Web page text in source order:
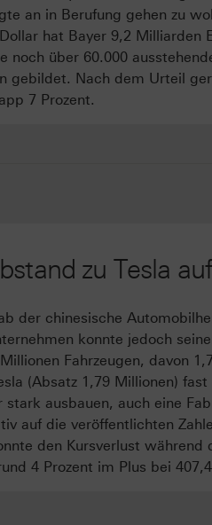
an in Berufung gehen zu
hat Bayer 9,2
noch über 60.000
gebildet. Nach dem Urteil
7 Prozent.
zu Tesla
der chinesische
konnte jedoch
Fahrzeugen, davon
(Absatz 1,79 Millionen)
stark ausbauen, auch eine
auf die veröffentlichten
den Kursverlust
4 Prozent im Plus bei